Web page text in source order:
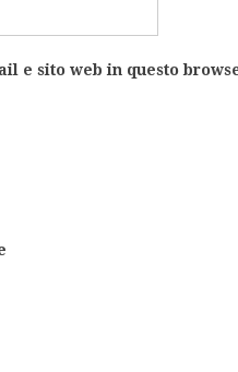
e sito web in questo